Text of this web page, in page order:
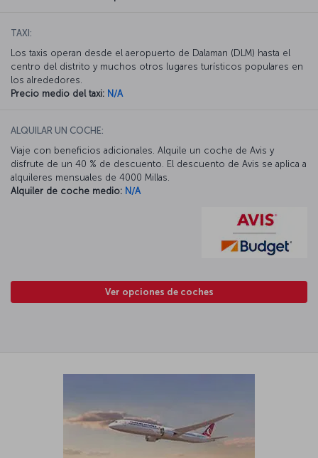
TAXI:
Los taxis operan desde el aeropuerto de Dalaman (DLM) hasta el
centro del distrito y muchos otros lugares turísticos populares en
los alrededores.
Precio medio del taxi: N/A
ALQUILAR UN COCHE:
Viaje con beneficios adicionales. Alquile un coche de Avis y
disfrute de un 40 % de descuento. El descuento de Avis se aplica a
alquileres mensuales de 4000 Millas.
Alquiler de coche medio: N/A
Ver opciones de coches